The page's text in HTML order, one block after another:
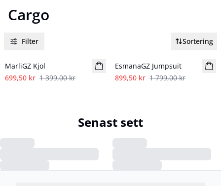
Cargo
Filter Sortering
- 50%
MarliGZ Kjol
699,50 kr 1 399,00 kr
EsmanaGZ Jumpsuit
899,50 kr 1 799,00 kr
Senast sett